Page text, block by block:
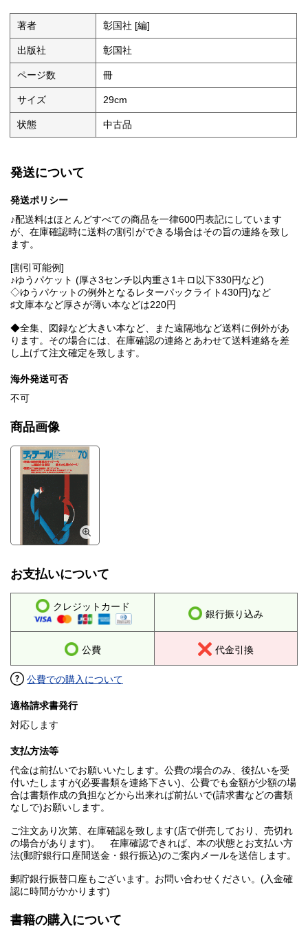
著者 彰国社 [編]
出版社 彰国社
ページ数 冊
サイズ 29cm
状態 中古品
発送について
発送ポリシー
♪配送料はほとんどすべての商品を一律600円表記にしています
が、在庫確認時に送料の割引ができる場合はその旨の連絡を致し
ます。
[割引可能例]
♪ゆうパケット (厚さ3センチ以内重さ1キロ以下330円など)
◇ゆうパケットの例外となるレターパックライト430円)など
♯文庫本など厚さが薄い本などは220円
◆全集、図録など大きい本など、また遠隔地など送料に例外があ
ります。その場合には、在庫確認の連絡とあわせて送料連絡を差
し上げて注文確定を致します。
海外発送可否
不可
商品画像
お支払いについて
クレジットカード
銀行振り込み
公費 代金引換
公費での購入について
適格請求書発行
対応します
支払方法等
代金は前払いでお願いいたします。公費の場合のみ、後払いを受
付いたしますが(必要書類を連絡下さい)、公費でも金額が少額の場
合は書類作成の負担などから出来れば前払いで(請求書などの書類
なしで)お願いします。
ご注文あり次第、在庫確認を致します(店で併売しており、売切れ
の場合があります)。 在庫確認できれば、本の状態とお支払い方
法(郵貯銀行口座間送金・銀行振込)のご案内メールを送信します。
郵貯銀行振替口座もございます。お問い合わせください。(入金確
認に時間がかかります)
書籍の購入について